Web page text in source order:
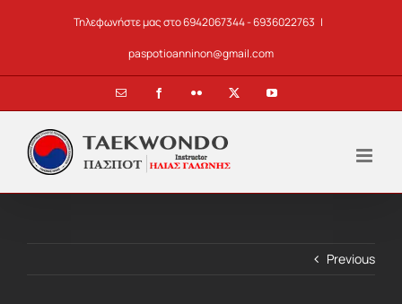
Τηλεφωνήστε μας στο 6942067344 - 6936022763 |
paspotioanninon@gmail.com
Email FacebookFlickr YouTube
Previous